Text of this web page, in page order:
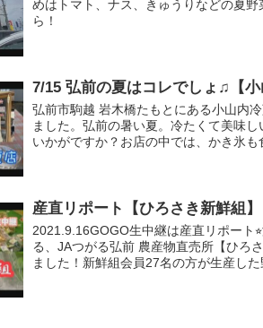
めはトマト、ナス、きゅうりなどの夏
ら！
7/15 弘前の夏はコレでしょ♫【小
弘前市駒越 岩木橋たもとにある小山内
ました。弘前の暑い夏。冷たくて美味
いかがですか？お店の中では、かき氷も
産直リポート【ひろさき新鮮組】
2021.9.16GOGO生中継は産直リポート
る、JAつがる弘前 農産物直売所【ひろ
ました！新鮮組会員27名の方が生産した